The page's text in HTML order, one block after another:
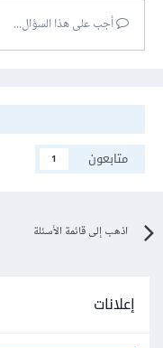
أجب على هذا السؤال...
متابعون
1
اذهب إلى قائمة الأسئلة
إعلانات